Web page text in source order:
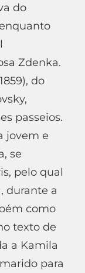
do
Zdenka.
do
passeios.
jovem e
se
pelo qual
durante a
como
texto de
a Kamila
para